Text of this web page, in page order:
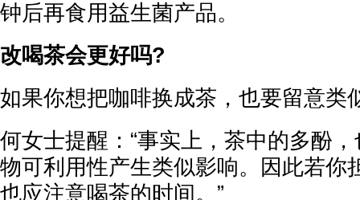
钟后再食用益生菌产品。
改喝茶会更好吗?
如果你想把咖啡换成茶，也要留意类
何女士提醒：“事实上，茶中的多酚
物可利用性产生类似影响。因此若你
也应注意喝茶的时间。”